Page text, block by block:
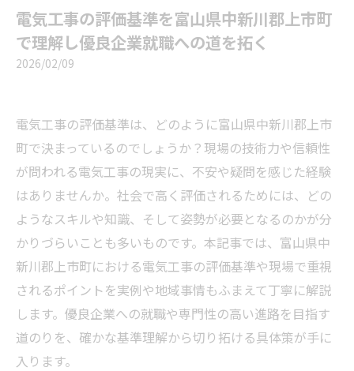
電気工事の評価基準を富山県中新川郡上市町
で理解し優良企業就職への道を拓く
2026/02/09
電気工事の評価基準は、どのように富山県中新川郡上市
町で決まっているのでしょうか？現場の技術力や信頼性
が問われる電気工事の現実に、不安や疑問を感じた経験
はありませんか。社会で高く評価されるためには、どの
ようなスキルや知識、そして姿勢が必要となるのかが分
かりづらいことも多いものです。本記事では、富山県中
新川郡上市町における電気工事の評価基準や現場で重視
されるポイントを実例や地域事情もふまえて丁寧に解説
します。優良企業への就職や専門性の高い進路を目指す
道のりを、確かな基準理解から切り拓ける具体策が手に
入ります。